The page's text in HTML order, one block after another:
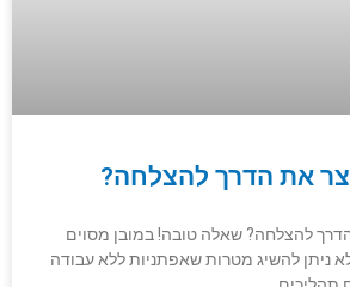
את הדרך להצלחה?
להצלחה? שאלה טובה! במובן מסוים
ניתן להשיג מטרות שאפתניות ללא עבודה